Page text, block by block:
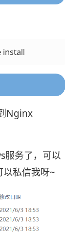
install
Nginx
服务了，可以
以私信我呀~